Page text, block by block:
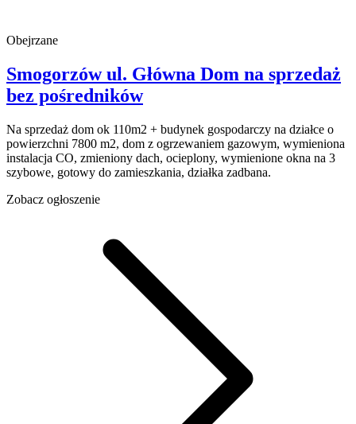
Obejrzane
Smogorzówul. Główna Dom na sprzedaż
bez pośredników
Na sprzedaż dom ok 110m2 + budynek gospodarczy na działce o
powierzchni 7800 m2, dom z ogrzewaniem gazowym, wymieniona
instalacja CO, zmieniony dach, ocieplony, wymienione okna na 3
szybowe, gotowy do zamieszkania, działka zadbana.
Zobacz ogłoszenie